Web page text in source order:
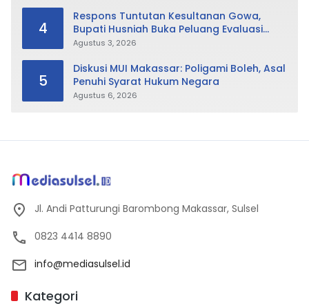
4
Respons Tuntutan Kesultanan Gowa,
Bupati Husniah Buka Peluang Evaluasi
Perda LAD: Bisa Direvisi Bahkan Diganti
Agustus 3, 2026
5
Diskusi MUI Makassar: Poligami Boleh, Asal
Penuhi Syarat Hukum Negara
Agustus 6, 2026
Jl. Andi Patturungi Barombong Makassar, Sulsel
0823 4414 8890
info@mediasulsel.id
Kategori